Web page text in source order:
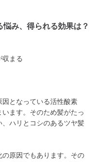
み、得られる効果は？
収まる
となっている活性酸素
ます。そのため髪がたっ
ハリとコシのあるツヤ髪
原因でもあります。その